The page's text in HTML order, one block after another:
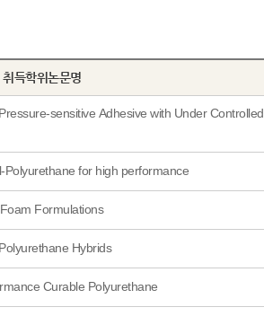
취득학위논문명
sensitive Adhesive with Under Controlled
Polyurethane for high performance
Formulations
Hybrids
Curable Polyurethane